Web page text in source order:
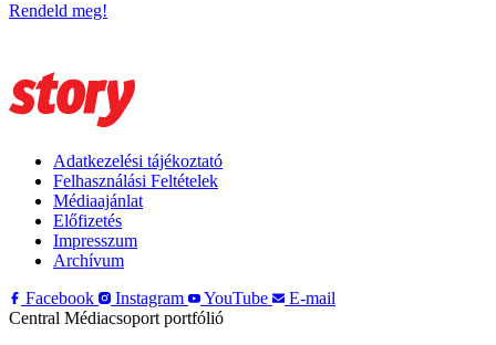
Rendeld meg!
Adatkezelési tájékoztató
Felhasználási Feltételek
Médiaajánlat
Előfizetés
Impresszum
Archívum
Facebook
Instagram YouTube
E-mail
Central Médiacsoport portfólió